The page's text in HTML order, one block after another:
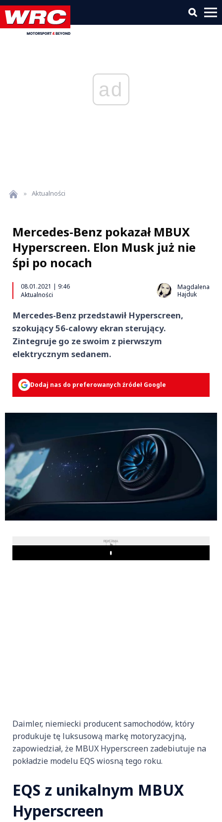
ad
» Aktualności
Mercedes-Benz pokazał MBUX
Hyperscreen. Elon Musk już nie
śpi po nocach
08.01.2021 | 9:46
Aktualności
Magdalena
Hajduk
Mercedes-Benz przedstawił Hyperscreen,
szokujący 56-calowy ekran sterujący.
Zintegruje go ze swoim z pierwszym
elektrycznym sedanem.
Dodaj nas do preferowanych źródeł Google
REKLAMA
Play
Daimler, niemiecki producent samochodów, który
produkuje tę luksusową markę motoryzacyjną,
zapowiedział, że MBUX Hyperscreen zadebiutuje na
pokładzie modelu EQS wiosną tego roku.
EQS z unikalnym MBUX
Hyperscreen